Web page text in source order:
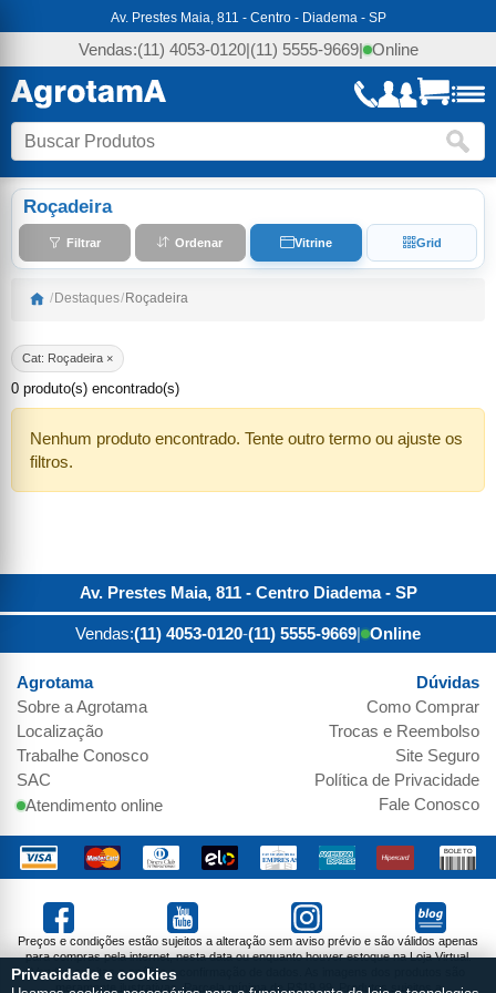
Av. Prestes Maia, 811 - Centro - Diadema - SP
Vendas:(11) 4053-0120|(11) 5555-9669| Online
Roçadeira
Filtrar Ordenar Vitrine Grid
/ Destaques/ Roçadeira
Cat: Roçadeira ×
0 produto(s) encontrado(s)
Nenhum produto encontrado. Tente outro termo ou ajuste os
filtros.
Av. Prestes Maia, 811 - Centro Diadema- SP
Vendas:(11) 4053-0120-(11) 5555-9669| Online
Agrotama
Sobre aAgrotama
Localização
Trabalhe Conosco
SAC
Atendimento online
Dúvidas
Como Comprar
Trocas e Reembolso
Site Seguro
Política de Privacidade
Fale Conosco
Preços e condições estão sujeitos a alteração sem aviso prévio e são válidos apenas
para compras pela internet, nesta data ou enquanto houver estoque na Loja Virtual.
Vendas sujeitas a análise e confirmação de dados. As imagens dos produtos são
meramente ilustrativas. Parcela mínima de R$19,99. Produtos sujeitos a
Privacidade e cookies